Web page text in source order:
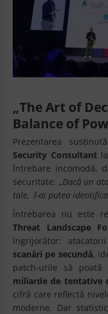
„The Art of
Balance of
Prezentarea
Security Consultant la
întrebare incomodă,
securitate: „Dacă un
tale, l-ai putea
Întrebarea nu este
Threat Landscape
îngrijorător:
scanări pe secundă,
patch-urile să
miliarde de tentative
cifră care reflectă
moderne. Dar